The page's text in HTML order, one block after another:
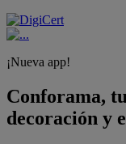
¡Nueva app!
Conforama,
decoración y